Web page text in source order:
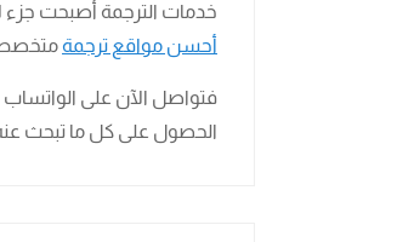
خدمات الترجمة أصبحت جزء
أحسن مواقع ترجمة
فتواصل الآن على الواتساب
الحصول على كل ما تبحث عنه